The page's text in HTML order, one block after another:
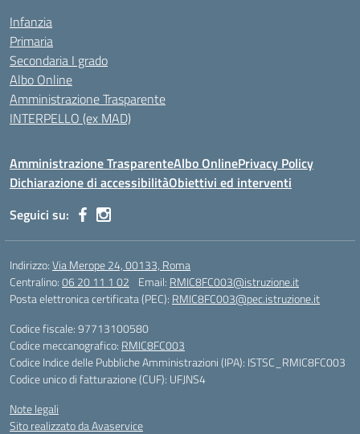
Infanzia
Primaria
Secondaria I grado
Albo Online
Amministrazione Trasparente
INTERPELLO (ex MAD)
Amministrazione TrasparenteAlbo OnlinePrivacy Policy
Dichiarazione di accessibilitàObiettivi ed interventi
Seguici su:
Indirizzo:Via Merope 24, 00133, Roma
Centralino:06 20 11 1 02 Email: RMIC8FC003@istruzione.it
Posta elettronica certificata (PEC): RMIC8FC003@pec.istruzione.it
Codice fiscale: 97713100580
Codice meccanografico: RMIC8FC003
Codice Indice delle Pubbliche Amministrazioni (IPA): ISTSC_RMIC8FC003
Codice unico di fatturazione (CUF): UFJNS4
Note legali
Sito realizzato da Avaservice